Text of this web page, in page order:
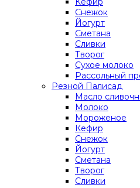
Снежок
Йогурт
Сметана
Сливки
Творог
Сухое молоко
Рассольный
Резной Палисад
Масло
Молоко
Мороженое
Кефир
Снежок
Йогурт
Сметана
Творог
Сливки